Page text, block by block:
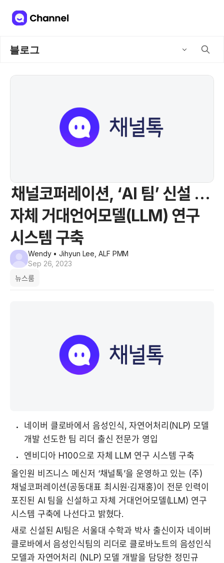
블로그
채널코퍼레이션, ‘AI 팀’ 신설 …
자체 거대언어모델(LLM) 연구
시스템 구축
Wendy• Jihyun Lee, ALF PMM
Sep 26, 2023
뉴스룸
네이버 클로바에서 음성인식, 자연어처리(NLP) 모델
개발 선도한 팀 리더 출신 전문가 영입
엔비디아 H100으로 자체 LLM 연구 시스템 구축
올인원 비즈니스 메신저 ‘채널톡’을 운영하고 있는 (주)
채널코퍼레이션(공동대표 최시원·김재홍)이 전문 인력이
포진된 AI 팀을 신설하고 자체 거대언어모델(LLM) 연구
시스템 구축에 나선다고 밝혔다.
새로 신설된 AI팀은 서울대 수학과 박사 출신이자 네이버
클로바에서 음성인식팀의 리더로 클로바노트의 음성인식
모델과 자연어처리 (NLP) 모델 개발을 담당한 정민규